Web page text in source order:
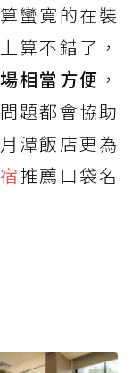
蠻寬的在裝
算不錯了，
相當方便 ，
題都會協助
潭飯店更為
推薦口袋名